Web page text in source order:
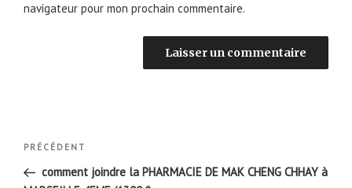
navigateur pour mon prochain commentaire.
Navigation
l’article
Article
précédent
PRÉCÉDENT
comment joindre la PHARMACIE DE MAK CHENG CHHAY à